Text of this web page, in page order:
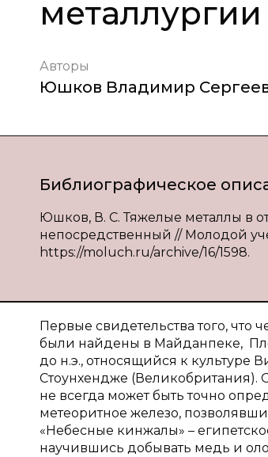
металлургии
Авторы
Юшков Владимир
Библиографическое
Юшков, В. С. Тяжелые металлы в
непосредственный // Молодой
https://moluch.ru/archive/16/1598.
Первые свидетельства того, что
были найдены в Майданпеке,
до н.э., относящийся к культуре
Стоунхендже (Великобритания).
не всегда может быть точно
метеоритное железо,
«Небесные кинжалы» –
научившись добывать медь и